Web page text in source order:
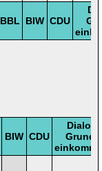
BBL BIW CDU
BIW CDU
Dialog
Grund-